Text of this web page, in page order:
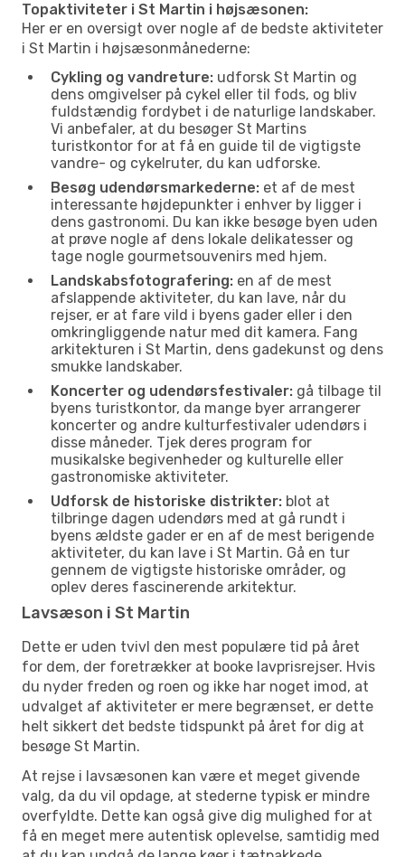
Topaktiviteter i St Martin i højsæsonen:
Her er en oversigt over nogle af de bedste aktiviteter
i St Martin i højsæsonmånederne:
Cykling og vandreture: udforsk St Martin og
dens omgivelser på cykel eller til fods, og bliv
fuldstændig fordybet i de naturlige landskaber.
Vi anbefaler, at du besøger St Martins
turistkontor for at få en guide til de vigtigste
vandre- og cykelruter, du kan udforske.
Besøg udendørsmarkederne: et af de mest
interessante højdepunkter i enhver by ligger i
dens gastronomi. Du kan ikke besøge byen uden
at prøve nogle af dens lokale delikatesser og
tage nogle gourmetsouvenirs med hjem.
Landskabsfotografering: en af de mest
afslappende aktiviteter, du kan lave, når du
rejser, er at fare vild i byens gader eller i den
omkringliggende natur med dit kamera. Fang
arkitekturen i St Martin, dens gadekunst og dens
smukke landskaber.
Koncerter og udendørsfestivaler: gå tilbage til
byens turistkontor, da mange byer arrangerer
koncerter og andre kulturfestivaler udendørs i
disse måneder. Tjek deres program for
musikalske begivenheder og kulturelle eller
gastronomiske aktiviteter.
Udforsk de historiske distrikter: blot at
tilbringe dagen udendørs med at gå rundt i
byens ældste gader er en af de mest berigende
aktiviteter, du kan lave i St Martin. Gå en tur
gennem de vigtigste historiske områder, og
oplev deres fascinerende arkitektur.
Lavsæson i St Martin
Dette er uden tvivl den mest populære tid på året
for dem, der foretrækker at booke lavprisrejser. Hvis
du nyder freden og roen og ikke har noget imod, at
udvalget af aktiviteter er mere begrænset, er dette
helt sikkert det bedste tidspunkt på året for dig at
besøge St Martin.
At rejse i lavsæsonen kan være et meget givende
valg, da du vil opdage, at stederne typisk er mindre
overfyldte. Dette kan også give dig mulighed for at
få en meget mere autentisk oplevelse, samtidig med